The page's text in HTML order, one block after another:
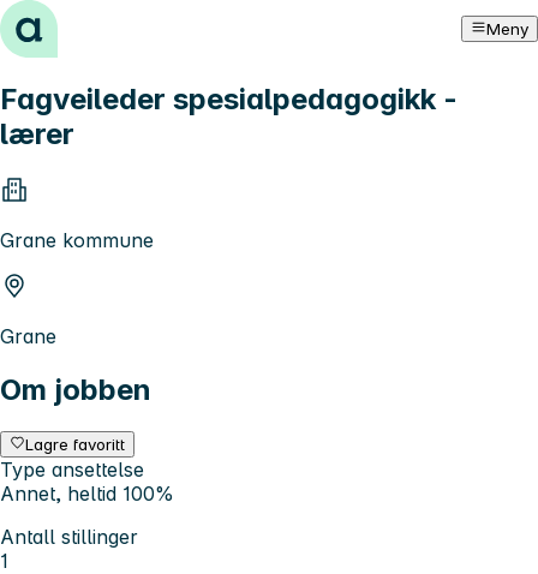
Hopp til innhold Meny
Fagveileder spesialpedagogikk -
lærer
Grane kommune
Grane
Om jobben
Lagre favoritt
Type ansettelse
Annet, heltid 100%
Antall stillinger
1